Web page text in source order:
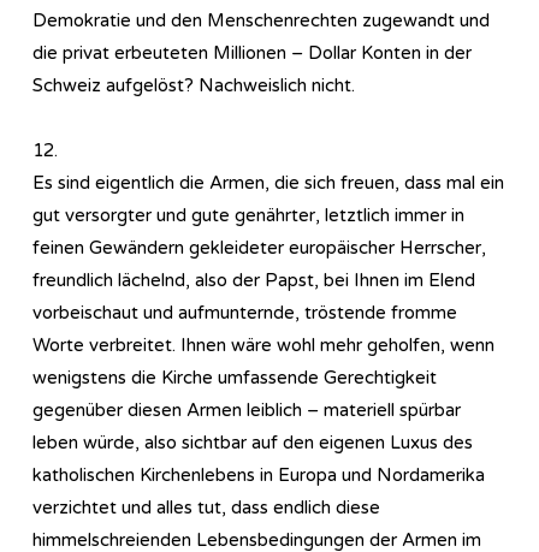
Demokratie und den Menschenrechten zugewandt und
die privat erbeuteten Millionen – Dollar Konten in der
Schweiz aufgelöst? Nachweislich nicht.
12.
Es sind eigentlich die Armen, die sich freuen, dass mal ein
gut versorgter und gute genährter, letztlich immer in
feinen Gewändern gekleideter europäischer Herrscher,
freundlich lächelnd, also der Papst, bei Ihnen im Elend
vorbeischaut und aufmunternde, tröstende fromme
Worte verbreitet. Ihnen wäre wohl mehr geholfen, wenn
wenigstens die Kirche umfassende Gerechtigkeit
gegenüber diesen Armen leiblich – materiell spürbar
leben würde, also sichtbar auf den eigenen Luxus des
katholischen Kirchenlebens in Europa und Nordamerika
verzichtet und alles tut, dass endlich diese
himmelschreienden Lebensbedingungen der Armen im